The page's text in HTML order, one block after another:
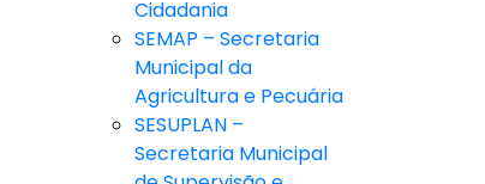
Cidadania
SEMAP – Secretaria
Municipal da
Agricultura e Pecuária
SESUPLAN –
Secretaria Municipal